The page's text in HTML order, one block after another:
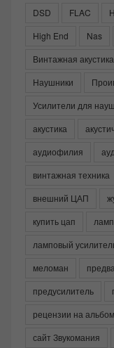
DSD FLAC
High End
Nas
Винтажная акустика
Наушники
Усилители для
акустика
аудиофилия
винтажная техника
внешний ЦАП
купить цап
ламповый
меломан
предусилитель
рецензии на
сайт Звукомания